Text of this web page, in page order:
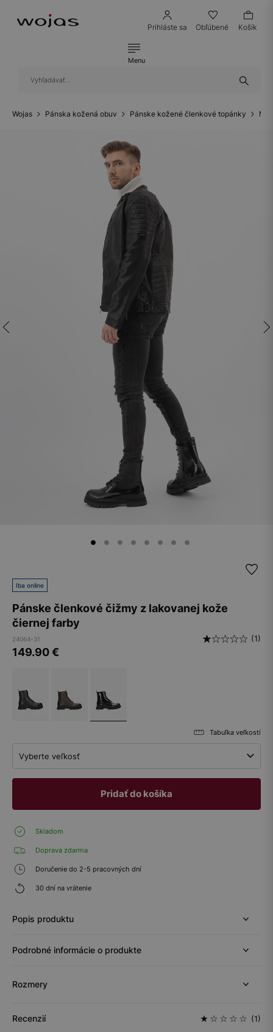
Prihláste sa Obľúbené Košík
Menu
Wojas Pánska kožená obuv Pánske kožené členkové topánky
Iba online
Pánske členkové čižmy z lakovanej kože
čiernej farby
24064-31 (1)
149.90€
Tabuľka veľkostí
Vyberte veľkosť
Pridať do košíka
Skladom
Doprava zdarma
Doručenie do 2-5 pracovných dní
30 dní na vrátenie
Popis produktu
Podrobné informácie o produkte
Rozmery
Recenzií (1)